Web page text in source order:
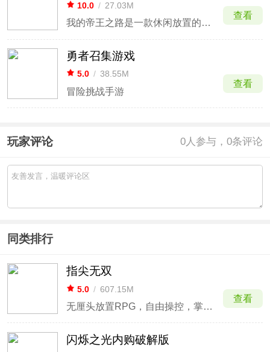
10.0 / 27.03M
我的帝王之路是一款休闲放置的小游戏
查看
勇者召集游戏
5.0 / 38.55M
冒险挑战手游
查看
玩家评论 0人参与，0条评论
同类排行
指尖无双
5.0 / 607.15M
无厘头放置RPG，自由操控，掌握全局
查看
闪烁之光内购破解版